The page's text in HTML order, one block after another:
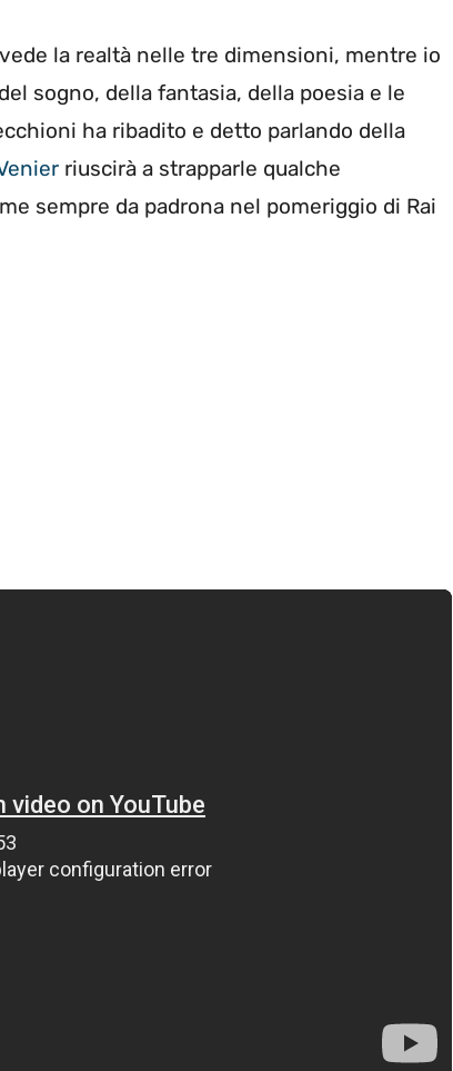
la realtà nelle tre dimensioni, mentre io
sogno, della fantasia, della poesia e le
ha ribadito e detto parlando della
riuscirà a strapparle qualche
sempre da padrona nel pomeriggio di Rai